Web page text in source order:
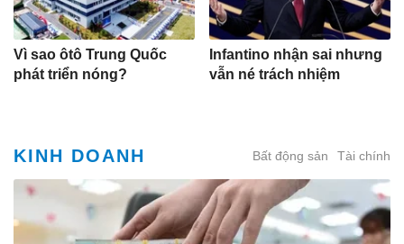
Vì sao ôtô Trung Quốc
phát triển nóng?
Infantino nhận sai nhưng
vẫn né trách nhiệm
KINH DOANH Bất động sản Tài chính